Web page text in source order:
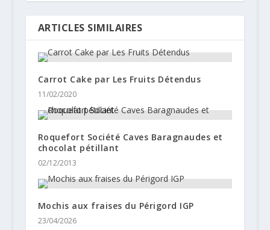
ARTICLES SIMILAIRES
Carrot Cake par Les Fruits Détendus
11/02/2020
Roquefort Société Caves Baragnaudes et
chocolat pétillant
02/12/2013
Mochis aux fraises du Périgord IGP
23/04/2026